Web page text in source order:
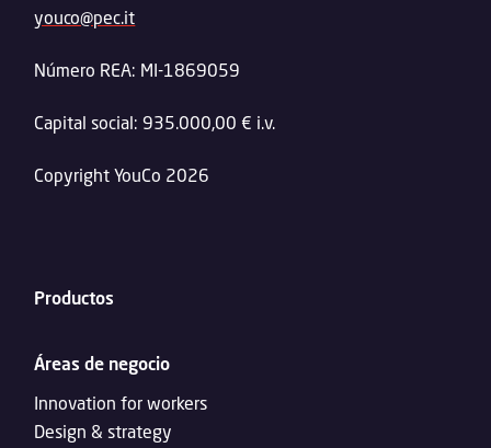
youco@pec.it
Número REA: MI-1869059
Capital social: 935.000,00 € i.v.
Copyright YouCo 2026
Productos
Áreas de negocio
Innovation for workers
Design & strategy